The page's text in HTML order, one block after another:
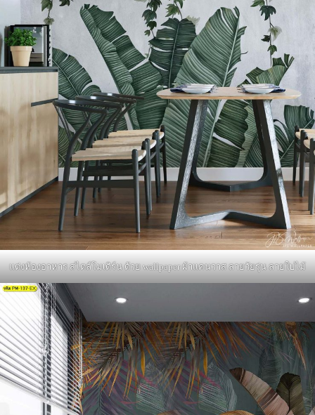
แต่งห้องอาหาร สไตล์โมเดิร์น ด้วย wallpaper ผ้าแคนวาส ลายวัยรุ่น ลายใบไม้